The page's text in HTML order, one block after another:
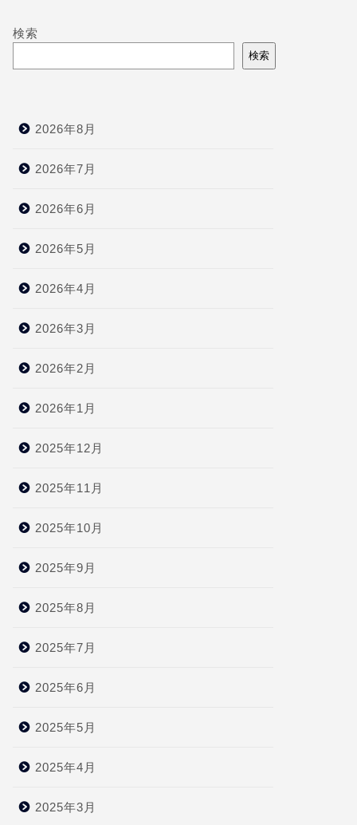
検索
検索
2026年8月
2026年7月
2026年6月
2026年5月
2026年4月
2026年3月
2026年2月
2026年1月
2025年12月
2025年11月
2025年10月
2025年9月
2025年8月
2025年7月
2025年6月
2025年5月
2025年4月
2025年3月